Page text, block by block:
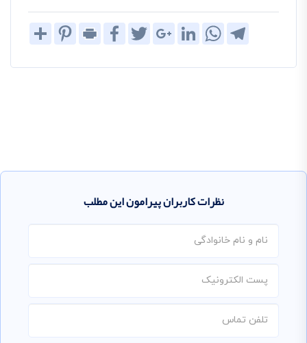
Share
PinterestPrint
FacebookTwitterGoogle+LinkedIn
WhatsAppTelegram
نظرات کاربران پیرامون این مطلب